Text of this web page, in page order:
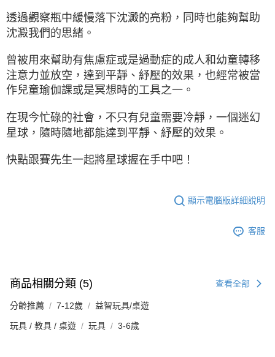
透過觀察瓶中緩慢落下沈澱的亮粉，同時也能夠幫助
沈澱我們的思緒。
曾被用來幫助有焦慮症或是過動症的成人和幼童轉移
注意力並放空，達到平靜、紓壓的效果，也經常被當
作兒童瑜伽課或是冥想時的工具之一。
在現今忙碌的社會，不只有兒童需要冷靜，一個迷幻
星球，隨時隨地都能達到平靜、紓壓的效果。
快點跟賽先生一起將星球握在手中吧！
顯示電腦版詳細說明
客服
商品相關分類 (5) 查看全部
分齡推薦 7-12歲 益智玩具/桌遊
玩具 / 教具 / 桌遊 玩具 3-6歲